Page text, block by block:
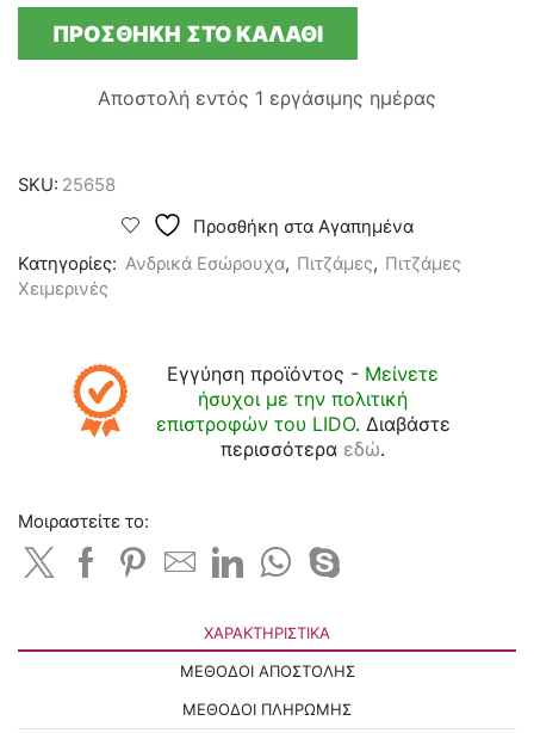
ΧΕΙΜΕΡΙΝΗ
ΠΥΤΖΑΜΑ
ΓΚΡΙ
ΠΡΟΣΘΉΚΗ ΣΤΟ ΚΑΛΆΘΙ
Αποστολή εντός 1 εργάσιμης ημέρας
SKU: 25658
Προσθήκη στα Αγαπημένα
Κατηγορίες: Ανδρικά Εσώρουχα, Πιτζάμες, Πιτζάμες
Χειμερινές
Εγγύηση προϊόντος - Μείνετε
ήσυχοι με την πολιτική
επιστροφών του LIDO. Διαβάστε
περισσότερα εδώ.
Μοιραστείτε το:
ΧΑΡΑΚΤΗΡΙΣΤΙΚΆ
ΜΕΘΟΔΟΙ ΑΠΟΣΤΟΛΗΣ
ΜΕΘΟΔΟΙ ΠΛΗΡΩΜΗΣ